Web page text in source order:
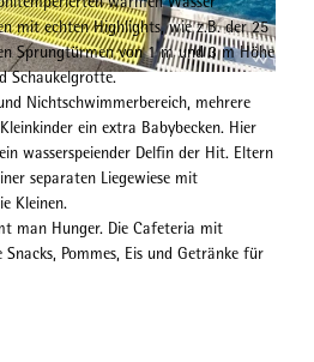
|CC-BY-SA
mit echten Highlights, wie z.B. der 25
Sprungtürmen von 1 m und 3 m Höhe
Schaukelgrotte.
Nichtschwimmerbereich, mehrere
ein extra Babybecken. Hier
wasserspeiender Delfin der Hit. Eltern
separaten Liegewiese mit
Kleinen.
man Hunger. Die Cafeteria mit
Pommes, Eis und Getränke für